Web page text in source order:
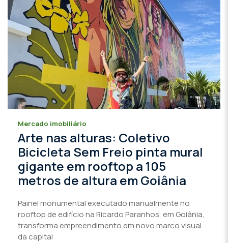
Mercado imobiliário
Arte nas alturas: Coletivo
Bicicleta Sem Freio pinta mural
gigante em rooftop a 105
metros de altura em Goiânia
Painel monumental executado manualmente no
rooftop de edifício na Ricardo Paranhos, em Goiânia,
transforma empreendimento em novo marco visual
da capital